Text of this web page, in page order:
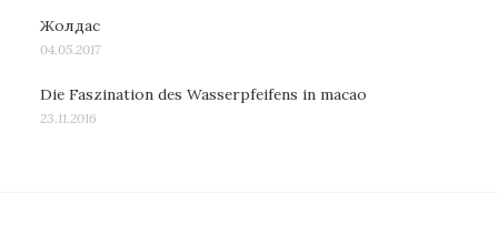
Жолдас
04.05.2017
Die Faszination des Wasserpfeifens in macao
23.11.2016